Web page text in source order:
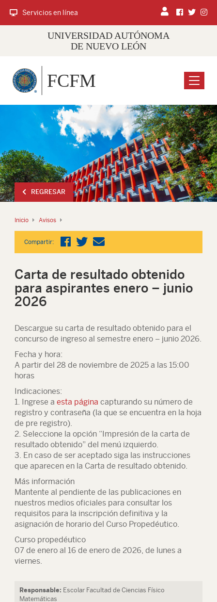
Servicios en línea
UNIVERSIDAD AUTÓNOMA
DE NUEVO LEÓN
Menu
FCFM
REGRESAR
Inicio Avisos
Compartir:
Carta de resultado obtenido
para aspirantes enero – junio
2026
Descargue su carta de resultado obtenido para el
concurso de ingreso al semestre enero – junio 2026.
Fecha y hora:
A partir del 28 de noviembre de 2025 a las 15:00
horas
Indicaciones:
1. Ingrese a esta página capturando su número de
registro y contraseña (la que se encuentra en la hoja
de pre registro).
2. Seleccione la opción “Impresión de la carta de
resultado obtenido” del menú izquierdo.
3. En caso de ser aceptado siga las instrucciones
que aparecen en la Carta de resultado obtenido.
Más información
Mantente al pendiente de las publicaciones en
nuestros medios oficiales para consultar los
requisitos para la inscripción definitiva y la
asignación de horario del Curso Propedéutico.
Curso propedéutico
07 de enero al 16 de enero de 2026, de lunes a
viernes.
Responsable: Escolar Facultad de Ciencias Físico
Matemáticas